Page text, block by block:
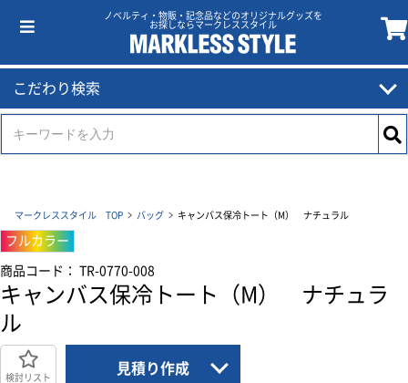
ノベルティ・物販・記念品などのオリジナルグッズを
お探しならマークレススタイル
こだわり検索
マークレススタイル TOP バッグ キャンバス保冷トート（M） ナチュラル
フルカラー
商品コード： TR-0770-008
キャンバス保冷トート（M） ナチュラ
ル
検討リスト
見積り作成